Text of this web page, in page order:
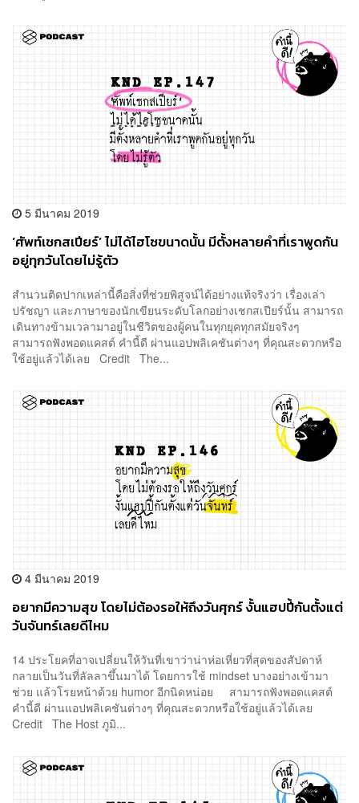
5 มีนาคม 2019
‘ศัพท์เชกสเปียร์’ ไม่ได้ไฮโซขนาดนั้น มีตั้งหลายคำที่เราพูดกัน
อยู่ทุกวันโดยไม่รู้ตัว
สำนวนติดปากเหล่านี้คือสิ่งที่ช่วยพิสูจน์ได้อย่างแท้จริงว่า เรื่องเล่า
ปรัชญา และภาษาของนักเขียนระดับโลกอย่างเชกสเปียร์นั้น สามารถ
เดินทางข้ามเวลามาอยู่ในชีวิตของผู้คนในทุกยุคทุกสมัยจริงๆ
สามารถฟังพอดแคสต์ คำนี้ดี ผ่านแอปพลิเคชันต่างๆ ที่คุณสะดวกหรือ
ใช้อยู่แล้วได้เลย Credit The...
4 มีนาคม 2019
อยากมีความสุข โดยไม่ต้องรอให้ถึงวันศุกร์ งั้นแฮปปี้กันตั้งแต่
วันจันทร์เลยดีไหม
14 ประโยคที่อาจเปลี่ยนให้วันที่เขาว่าน่าห่อเหี่ยวที่สุดของสัปดาห์
กลายเป็นวันที่ลัลลาขึ้นมาได้ โดยการใช้ mindset บางอย่างเข้ามา
ช่วย แล้วโรยหน้าด้วย humor อีกนิดหน่อย สามารถฟังพอดแคสต์
คำนี้ดี ผ่านแอปพลิเคชันต่างๆ ที่คุณสะดวกหรือใช้อยู่แล้วได้เลย
Credit The Host ภูมิ...